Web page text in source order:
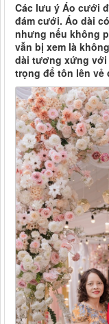
Các lưu ý Áo cưới
đám cưới. Áo dài
nhưng nếu không
vẫn bị xem là
dài tương xứng với
trọng để tôn lên vẻ